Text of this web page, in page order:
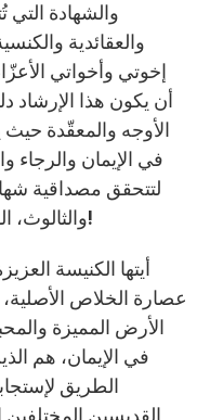
والشهادة التي
والعقائدية
إخوتي وأخواتي
أن يكون هذا الإرشاد
الأوجه والمعقّدة
في الإيمان
لتتحقق مصداقية
والثالوث، الذي تقرّب من كلّ واحد من الناس!
أيتها الكنيسة
عصارة الخلاص
الأرض المميزة
في الإيمان، هم
الطريق
القديسين